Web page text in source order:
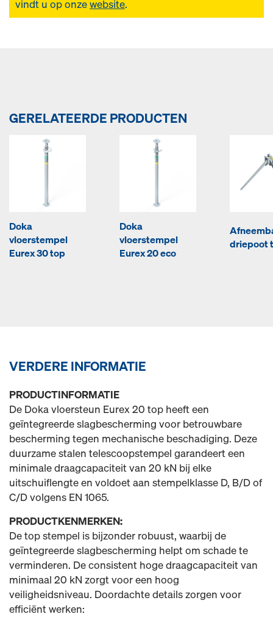
vindt u op onzewebsite.
GERELATEERDE PRODUCTEN
Doka
vloerstempel
Eurex 30 top
Doka
vloerstempel
Eurex 20 eco
driepoot
VERDERE INFORMATIE
PRODUCTINFORMATIE
De Doka vloersteun Eurex 20 top heeft een
geïntegreerde slagbescherming voor betrouwbare
bescherming tegen mechanische beschadiging. Deze
duurzame stalen telescoopstempel garandeert een
minimale draagcapaciteit van 20 kN bij elke
uitschuiflengte en voldoet aan stempelklasse D, B/D of
C/D volgens EN 1065.
PRODUCTKENMERKEN:
De top stempel is bijzonder robuust, waarbij de
geïntegreerde slagbescherming helpt om schade te
verminderen. De consistent hoge draagcapaciteit van
minimaal 20 kN zorgt voor een hoog
veiligheidsniveau. Doordachte details zorgen voor
efficiënt werken: